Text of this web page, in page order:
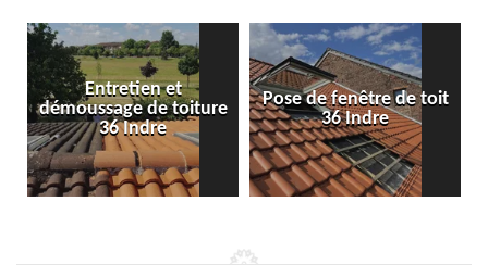
Entretien et
démoussage de toiture
36 Indre
Pose de fenêtre de toit
36 Indre